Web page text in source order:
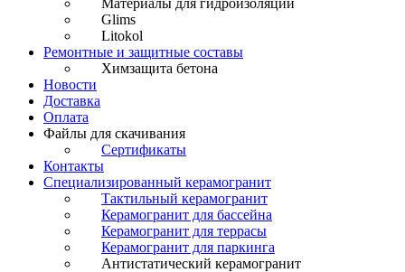
Материалы для гидроизоляции
Glims
Litokol
Ремонтные и защитные составы
Химзащита бетона
Новости
Доставка
Оплата
Файлы для скачивания
Сертификаты
Контакты
Специализированный керамогранит
Тактильный керамогранит
Керамогранит для бассейна
Керамогранит для террасы
Керамогранит для паркинга
Антистатический керамогранит